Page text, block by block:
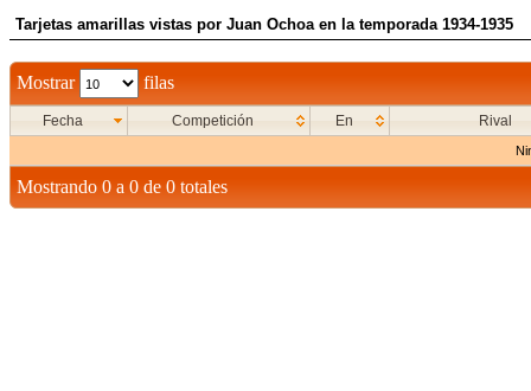
Tarjetas amarillas vistas por Juan Ochoa en la temporada 1934-1935
Mostrar filas
Fecha Competición En Rival
Mostrando 0 a 0 de 0 totales